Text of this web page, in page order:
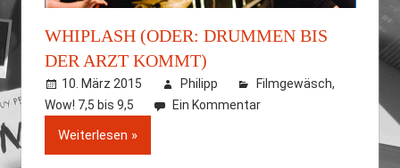
WHIPLASH (ODER: DRUMMEN BIS
DER ARZT KOMMT)
10. März 2015 Philipp Filmgewäsch,
Wow! 7,5 bis 9,5
Ein Kommentar
Weiterlesen